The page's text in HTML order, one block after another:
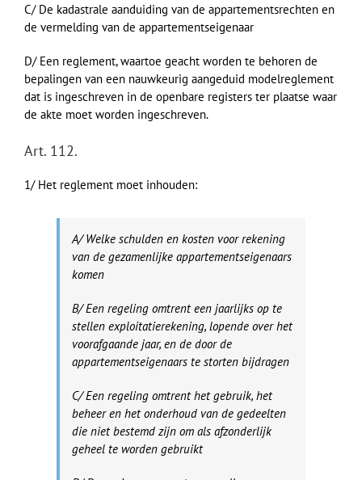
C/ De kadastrale aanduiding van de appartementsrechten en
de vermelding van de appartementseigenaar
D/ Een reglement, waartoe geacht worden te behoren de
bepalingen van een nauwkeurig aangeduid modelreglement
dat is ingeschreven in de openbare registers ter plaatse waar
de akte moet worden ingeschreven.
Art. 112.
1/ Het reglement moet inhouden:
A/ Welke schulden en kosten voor rekening
van de gezamenlijke appartementseigenaars
komen
B/ Een regeling omtrent een jaarlijks op te
stellen exploitatierekening, lopende over het
voorafgaande jaar, en de door de
appartementseigenaars te storten bijdragen
C/ Een regeling omtrent het gebruik, het
beheer en het onderhoud van de gedeelten
die niet bestemd zijn om als afzonderlijk
geheel te worden gebruikt